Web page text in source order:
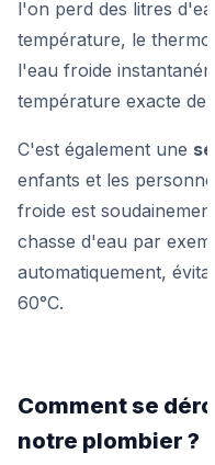
l'on perd des litres
température, le
l'eau froide
température exacte
C'est également une
enfants et les
froide est
chasse d'eau par
automatiquement,
60°C.
Comment se
notre plombier ?